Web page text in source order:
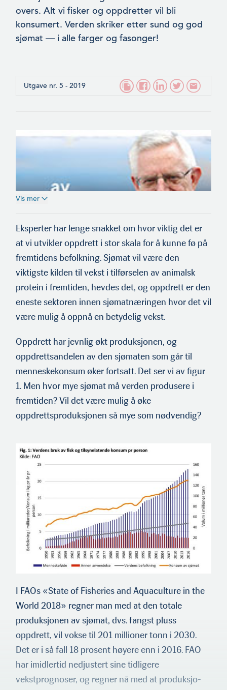
overs. Alt vi fisker og oppdretter vil bli
konsumert. Verden skriker etter sund og god
sjømat — i alle farger og fasonger!
Utgave nr. 5 - 2019
Vis mer
Eksperter har lenge snakket om hvor viktig det er
at vi utvikler oppdrett i stor skala for å kunne fø på
fremtidens befolkning. Sjømat vil være den
viktigste kilden til vekst i tilførselen av animalsk
protein i fremtiden, hevdes det, og oppdrett er den
eneste sektoren innen sjømatnæringen hvor det vil
være mulig å oppnå en betydelig vekst.
Oppdrett har jevnlig økt produksjonen, og
oppdrettsandelen av den sjømaten som går til
menneskekonsum øker fortsatt. Det ser vi av figur
1. Men hvor mye sjømat må verden produsere i
fremtiden? Vil det være mulig å øke
oppdrettsproduksjonen så mye som nødvendig?
I FAOs «State of Fisheries and Aquaculture in the
World 2018» regner man med at den totale
produksjonen av sjømat, dvs. fangst pluss
oppdrett, vil vokse til 201 millioner tonn i 2030.
Det er i så fall 18 prosent høyere enn i 2016. FAO
har imidlertid nedjust­ert sine tidligere
vekstprognoser, og regner nå med at produksjo­